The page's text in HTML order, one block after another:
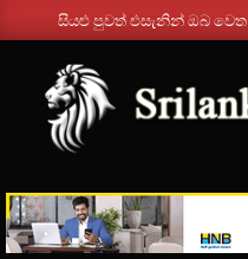
to
content
සියළු පුවත් එසැනින් ඔබ වෙත